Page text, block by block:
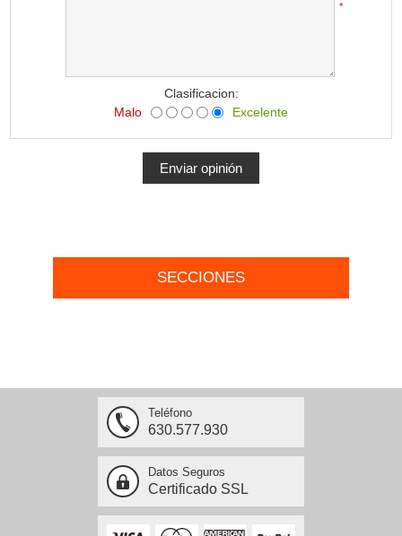
*
Clasificacion:
Malo
Excelente
SECCIONES
Teléfono
630.577.930
Datos Seguros
Certificado SSL